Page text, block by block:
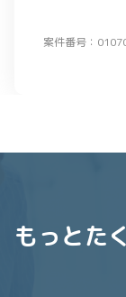
案件番号：
もっとた